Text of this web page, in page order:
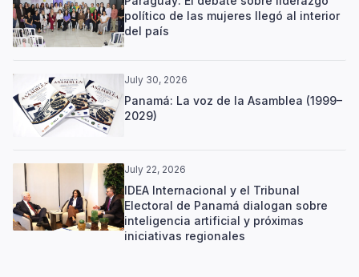
político de las mujeres llegó al interior
del país
July 30, 2026
Panamá: La voz de la Asamblea (1999–
2029)
July 22, 2026
IDEA Internacional y el Tribunal
Electoral de Panamá dialogan sobre
inteligencia artificial y próximas
iniciativas regionales